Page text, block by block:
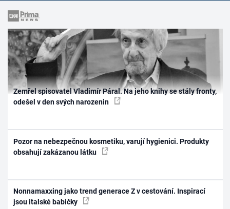
Zemřel spisovatel Vladimír Páral. Na jeho knihy se stály fronty,
odešel v den svých narozenin
Pozor na nebezpečnou kosmetiku, varují hygienici. Produkty
obsahují zakázanou látku
Nonnamaxxing jako trend generace Z v cestování. Inspirací
jsou italské babičky